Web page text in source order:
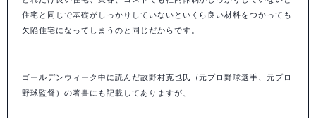
住宅と同じで基礎がしっかりしていないといくら良い材料をつかっても
欠陥住宅になってしまうのと同じだからです。
ゴールデンウィーク中に読んだ故野村克也氏（元プロ野球選手、元プロ
野球監督）の著書にも記載してありますが、